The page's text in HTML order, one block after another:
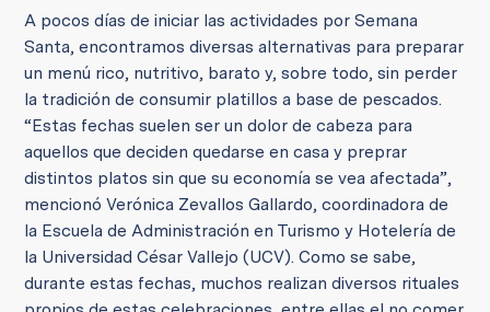
A pocos días de iniciar las actividades por Semana
Santa, encontramos diversas alternativas para preparar
un menú rico, nutritivo, barato y, sobre todo, sin perder
la tradición de consumir platillos a base de pescados.
“Estas fechas suelen ser un dolor de cabeza para
aquellos que deciden quedarse en casa y preprar
distintos platos sin que su economía se vea afectada”,
mencionó Verónica Zevallos Gallardo, coordinadora de
la Escuela de Administración en Turismo y Hotelería de
la Universidad César Vallejo (UCV). Como se sabe,
durante estas fechas, muchos realizan diversos rituales